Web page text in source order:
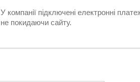
У компанії підключені електронні
не покидаючи сайту.